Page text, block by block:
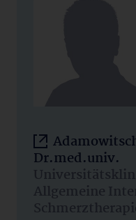
Dr.med.univ.
Allgemeine